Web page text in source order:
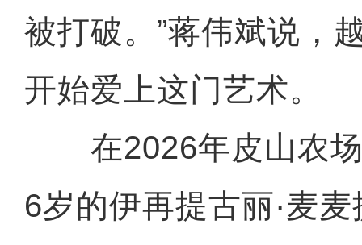
被打破。”蒋伟斌说，
开始爱上这门艺术。
在2026年皮山农场
6岁的伊再提古丽·麦
跟着花开游新疆 “赏花经济”